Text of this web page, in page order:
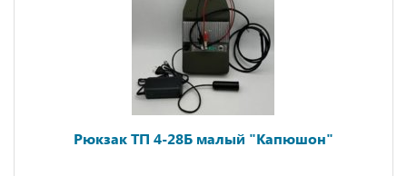
Рюкзак ТП 4-28Б малый "Капюшон"